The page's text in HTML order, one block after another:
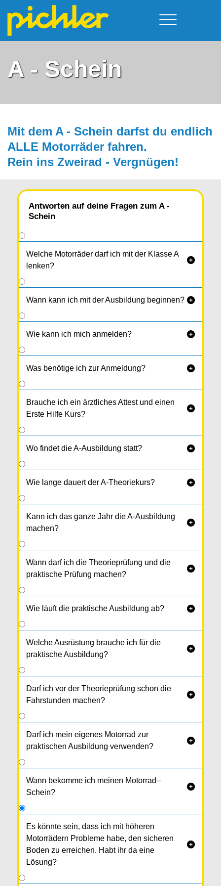
Moped
A - Scheine + Code 111
BE - Schein + Code 96
F - Schein
Team
Kursorte
Walding
Kontakt
A - Schein
Mit dem A - Schein darfst du endlich
ALLE Motorräder fah­ren.
Rein ins Zweirad - Vergnügen!
Antworten auf deine Fragen zum A -
Schein
Welche Motorräder darf ich mit der Klasse A
lenken?

Wann kann ich mit der Ausbildung beginnen? 
Wie kann ich mich anmelden? 
Was benötige ich zur Anmeldung? 
Brauche ich ein ärztliches Attest und einen
Erste Hilfe Kurs?

Wo findet die A-Ausbildung statt? 
Wie lange dauert der A-Theoriekurs? 
Kann ich das ganze Jahr die A-Ausbildung
machen?

Wann darf ich die Theorieprüfung und die
praktische Prüfung machen?

Wie läuft die praktische Ausbildung ab? 
Welche Ausrüstung brauche ich für die
praktische Ausbildung?

Darf ich vor der Theorieprüfung schon die
Fahrstunden machen?

Darf ich mein eigenes Motorrad zur
praktischen Ausbildung verwenden?

Wann bekomme ich meinen Motorrad–
Schein?

Es könnte sein, dass ich mit höheren
Motorrädern Probleme habe, den sicheren
Boden zu erreichen. Habt ihr da eine
Lösung?
